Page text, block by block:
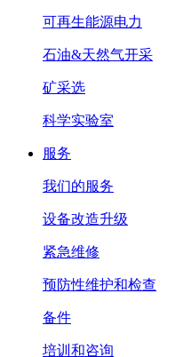
可再生能源电力
石油&天然气开采
矿采选
科学实验室
服务
我们的服务
设备改造升级
紧急维修
预防性维护和检查
备件
培训和咨询